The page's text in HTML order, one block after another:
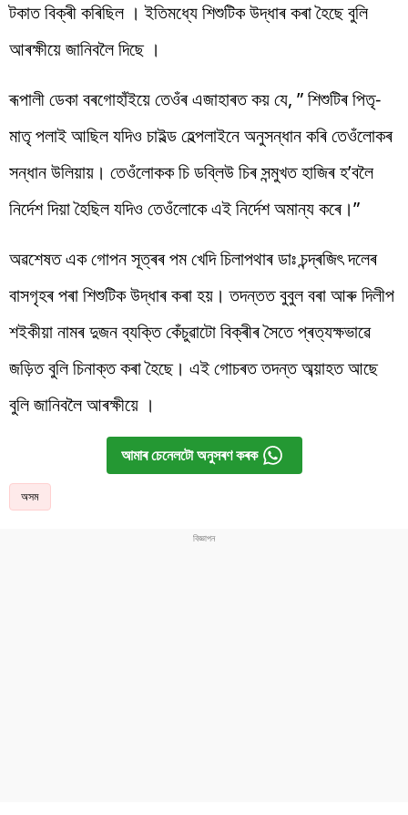
টকাত বিক্ৰী কৰিছিল । ইতিমধ্যে শিশুটিক উদ্ধাৰ কৰা হৈছে বুলি
আৰক্ষীয়ে জানিবলৈ দিছে ।
ৰূপালী ডেকা বৰগোহাঁইয়ে তেওঁৰ এজাহাৰত কয় যে, ” শিশুটিৰ পিতৃ-
মাতৃ পলাই আছিল যদিও চাইল্ড হেল্পলাইনে অনুসন্ধান কৰি তেওঁলোকৰ
সন্ধান উলিয়ায়। তেওঁলোকক চি ডব্লিউ চিৰ সন্মুখত হাজিৰ হ’বলৈ
নিৰ্দেশ দিয়া হৈছিল যদিও তেওঁলোকে এই নিৰ্দেশ অমান্য কৰে।”
অৱশেষত এক গোপন সূত্ৰৰ পম খেদি চিলাপথাৰ ডাঃ চন্দ্ৰজিৎ দলেৰ
বাসগৃহৰ পৰা শিশুটিক উদ্ধাৰ কৰা হয়। তদন্তত বুবুল বৰা আৰু দিলীপ
শইকীয়া নামৰ দুজন ব্যক্তি কেঁচুৱাটো বিক্ৰীৰ সৈতে প্ৰত্যক্ষভাৱে
জড়িত বুলি চিনাক্ত কৰা হৈছে। এই গোচৰত তদন্ত অব্য়াহত আছে
বুলি জানিবলৈ আৰক্ষীয়ে ।
আমাৰ চেনেলটো অনুসৰণ কৰক
অসম